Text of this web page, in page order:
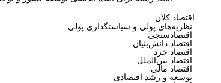
اقتصاد کلان
نظریه‌های پولی و سیاستگذاری پولی
اقتصادسنجی
اقتصاد دانش‌بنیان
اقتصاد خرد
اقتصاد بین‌­الملل
اقتصاد مالی
توسعه و رشد اقتصادی